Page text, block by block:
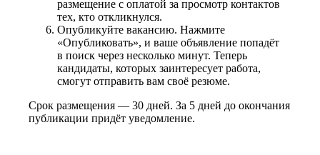
размещение с оплатой за просмотр контактов
тех, кто откликнулся.
Опубликуйте вакансию. Нажмите
«Опубликовать», и ваше объявление попадёт
в поиск через несколько минут. Теперь
кандидаты, которых заинтересует работа,
смогут отправить вам своё резюме.
Срок размещения — 30 дней. За 5 дней до окончания
публикации придёт уведомление.